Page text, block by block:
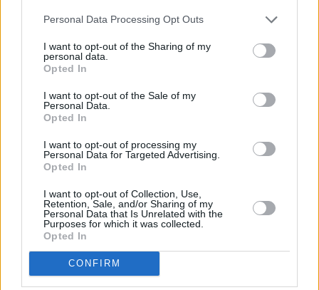
Personal Data Processing Opt Outs
I want to opt-out of the Sharing of my
personal data.
Opted In
I want to opt-out of the Sale of my
Personal Data.
Opted In
I want to opt-out of processing my
Personal Data for Targeted Advertising.
Opted In
I want to opt-out of Collection, Use,
Retention, Sale, and/or Sharing of my
Personal Data that Is Unrelated with the
Purposes for which it was collected.
Opted In
CONFIRM
The Middle (The Middle)
Der Valentinstag(Valentine‘s Day) (2010)
Folge 15 Staffel: 1
Details